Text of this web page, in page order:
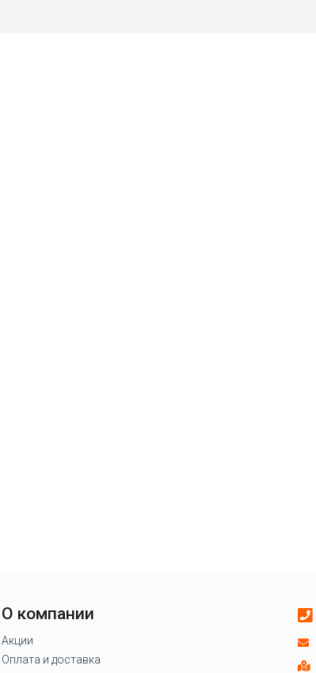
О компании
Акции
Оплата и доставка